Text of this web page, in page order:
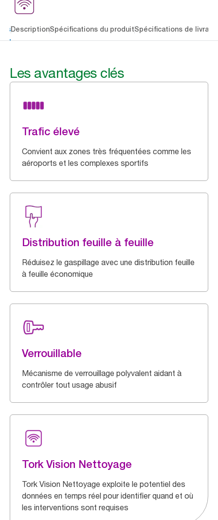
DescriptionSpécifications du produitSpécifications de
Les avantages clés
Trafic élevé
Convient aux zones très fréquentées comme les
aéroports et les complexes sportifs
Distribution feuille à feuille
Réduisez le gaspillage avec une distribution feuille
à feuille économique
Verrouillable
Mécanisme de verrouillage polyvalent aidant à
contrôler tout usage abusif
Tork Vision Nettoyage
Tork Vision Nettoyage exploite le potentiel des
données en temps réel pour identifier quand et où
les interventions sont requises